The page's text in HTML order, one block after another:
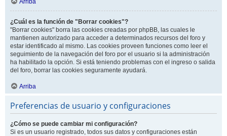
Arriba
¿Cuál es la función de "Borrar cookies"?
"Borrar cookies" borra las cookies creadas por phpBB, las cuales le
mantienen autorizado para acceder a determinados recursos del foro y
estar identificado al mismo. Las cookies proveen funciones como leer el
seguimiento de la navegación del foro por el usuario si la administración
ha habilitado la opción. Si está teniendo problemas con el ingreso o salida
del foro, borrar las cookies seguramente ayudará.
Arriba
Preferencias de usuario y configuraciones
¿Cómo se puede cambiar mi configuración?
Si es un usuario registrado, todos sus datos y configuraciones están